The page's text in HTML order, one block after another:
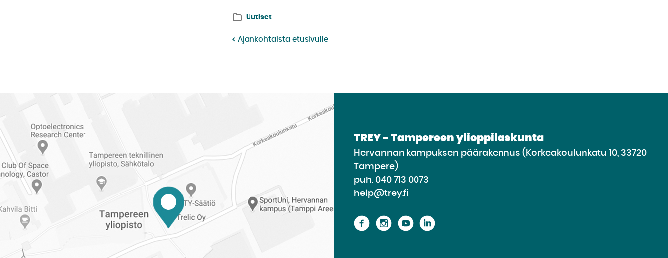
Uutiset
Ajankohtaista etusivulle
TREY - Tampereen ylioppilaskunta
Hervannan kampuksen päärakennus (Korkeakoulunkatu 10, 33720
Tampere)
puh. 040 713 0073
help@trey.fi
SiirrySiirrySiirrySiirry
Tampereen